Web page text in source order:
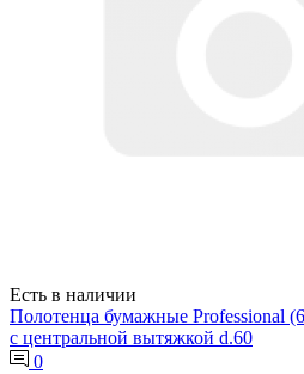
Есть в наличии
Полотенца бумажные Professional
с центральной вытяжкой d.60
0